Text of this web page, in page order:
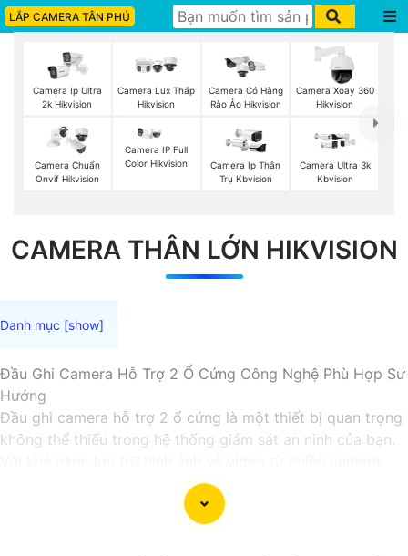
LẮP CAMERA TÂN PHÚ
Camera Ip Ultra
2k Hikvision
Camera Lux Thấp
Hikvision
Camera Có Hàng
Rào Ảo Hikvision
Camera Xoay 360
Hikvision
Camera Chuẩn
Onvif Hikvision
Camera IP Full
Color Hikvision
Camera Ip Thân
Trụ Kbvision
Camera Ultra 3k
Kbvision
CAMERA THÂN LỚN HIKVISION
Đầu Ghi Camera Hỗ Trợ 2 Ổ Cứng Công Nghệ Phù Hợp Sư
Hướng
Đầu ghi camera hỗ trợ 2 ổ cứng là một thiết bị quan trọng
không thể thiếu trong hệ thống giám sát an ninh của bạn.
cùng một lúc, đầu ghi này giúp bạn quản lý và theo dõi
các hoạt động trong và ngoài nhà một cách hiệu quả.
Công nghệ mới nhất được áp dụng vào đầu ghi camera